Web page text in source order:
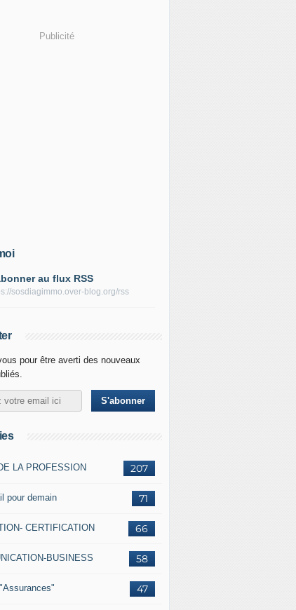
Publicité
au flux RSS
sosdiagimmo.over-blog.org/rss
pour être averti des nouveaux
207
LA PROFESSION
71
pour demain
66
CERTIFICATION
58
BUSINESS
47